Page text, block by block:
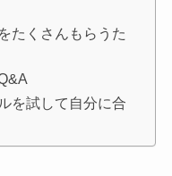
たくさんもらうた
を試して自分に合